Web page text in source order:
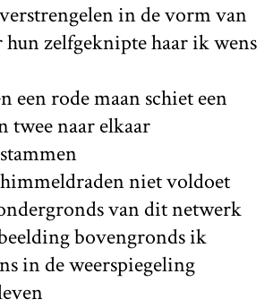
in de vorm van
zelfgeknipte haar ik wens
een rode maan schiet een
twee naar elkaar
niet voldoet
van dit netwerk
bovengronds ik
in de weerspiegeling